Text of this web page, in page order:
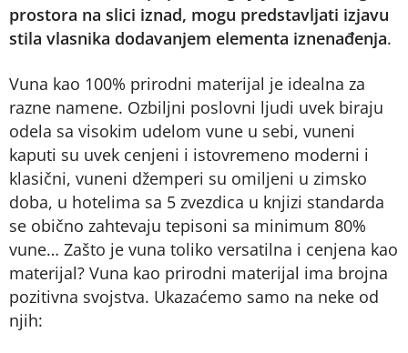
prostora na slici iznad, mogu predstavljati izjavu
stila vlasnika dodavanjem elementa iznenađenja.
Vuna kao 100% prirodni materijal je idealna za
razne namene. Ozbiljni poslovni ljudi uvek biraju
odela sa visokim udelom vune u sebi, vuneni
kaputi su uvek cenjeni i istovremeno moderni i
klasični, vuneni džemperi su omiljeni u zimsko
doba, u hotelima sa 5 zvezdica u knjizi standarda
se obično zahtevaju tepisoni sa minimum 80%
vune… Zašto je vuna toliko versatilna i cenjena kao
materijal? Vuna kao prirodni materijal ima brojna
pozitivna svojstva. Ukazaćemo samo na neke od
njih: